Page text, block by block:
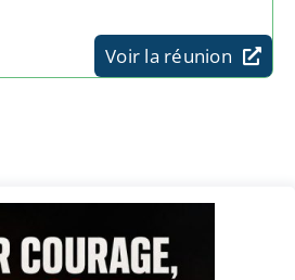
Voir la réunion